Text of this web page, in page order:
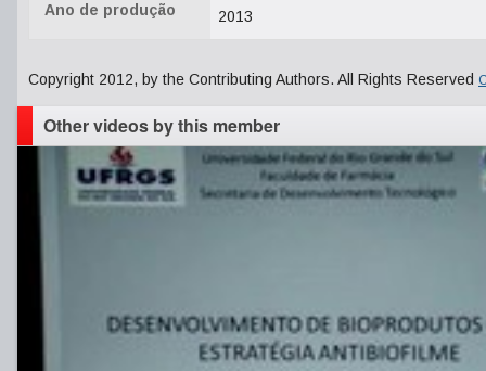
Ano de produção 2013
Copyright 2012, by the Contributing Authors. All Rights Reserved
Other videos by this member